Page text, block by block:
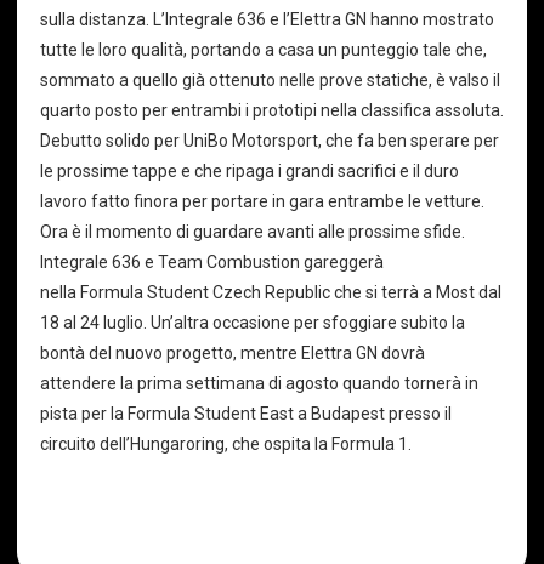
sulla distanza. L’Integrale 636 e l’Elettra GN hanno mostrato
tutte le loro qualità, portando a casa un punteggio tale che,
sommato a quello già ottenuto nelle prove statiche, è valso il
quarto posto per entrambi i prototipi nella classifica assoluta.
Debutto solido per UniBo Motorsport, che fa ben sperare per
le prossime tappe e che ripaga i grandi sacrifici e il duro
lavoro fatto finora per portare in gara entrambe le vetture.
Ora è il momento di guardare avanti alle prossime sfide.
Integrale 636 e Team Combustion gareggerà
nella Formula Student Czech Republic che si terrà a Most dal
18 al 24 luglio. Un’altra occasione per sfoggiare subito la
bontà del nuovo progetto, mentre Elettra GN dovrà
attendere la prima settimana di agosto quando tornerà in
pista per la Formula Student East a Budapest presso il
circuito dell’Hungaroring, che ospita la Formula 1.